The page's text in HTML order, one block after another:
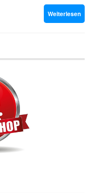
Weiterlesen